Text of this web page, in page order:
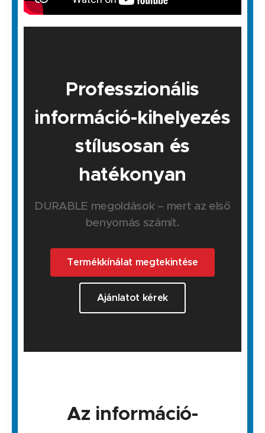
Professzionális
információ-kihelyezés
stílusosan és
hatékonyan
DURABLE megoldások – mert az első
benyomás számít.
Termékkínálat megtekintése
Ajánlatot kérek
Az információ-